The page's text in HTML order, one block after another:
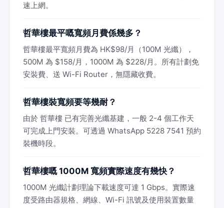
速上網。
哲華樓最平嘅寬頻月費係幾多？
哲華樓最平寬頻月費為 HK$98/月（100M 光纖），
500M 為 $158/月，1000M 為 $228/月。所有計劃免
安裝費、送 Wi-Fi Router，無隱藏收費。
哲華樓裝寬頻要等幾耐？
由於 哲華樓 已有完善光纖基建，一般 2-4 個工作天
可完成上門安裝。可透過 WhatsApp 5228 7541 預約
裝機時段。
哲華樓嘅 1000M 寬頻實際速度有幾快？
1000M 光纖計劃理論下載速度可達 1 Gbps。實際速
度受路由器規格、網線、Wi-Fi 訊號及使用裝置數量